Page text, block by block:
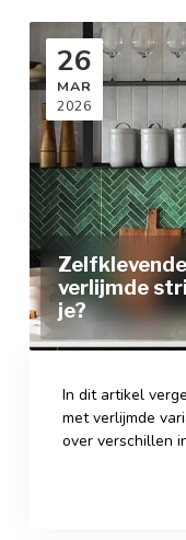
26
MAR
2026
verlijmde
je?
In dit artikel
met verlijmde
over verschillen